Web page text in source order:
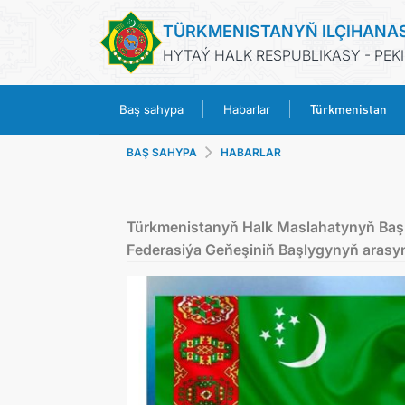
TÜRKMENISTANYŇ
HYTAÝ HALK RESPUBLIKASY -
Baş sahypa Habarlar Türkmenistan
BAŞ SAHYPA HABARLAR
Türkmenistanyň Halk Maslahatynyň
Federasiýa Geňeşiniň Başlygynyň